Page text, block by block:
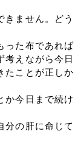
きません。ど
った布であれば
えながら今日
たことが正し
今日まで続け
分の肝に命じ